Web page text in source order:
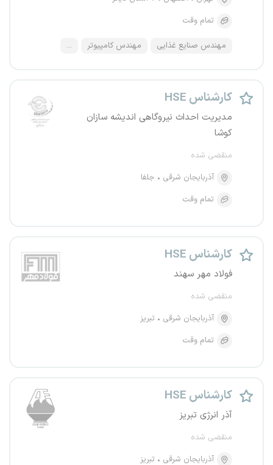
تمام وقت
مهندس صنایع غذایی مهندس کامپیوتر ...
کارشناس HSE
مدیریت احداث نیروگاهی اندیشه سازان
کوشا
منقضی شده
آذربایجان شرقی
جلفا
تمام وقت
کارشناس HSE
فولاد مهر سهند
منقضی شده
آذربایجان شرقی
تبریز
تمام وقت
کارشناس HSE
آذر انرژی تبریز
منقضی شده
آذربایجان شرقی
تبریز